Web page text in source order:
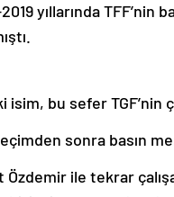
yıllarında TFF’nin
isim, bu sefer TGF’nin
sonra basın
Özdemir ile tekrar